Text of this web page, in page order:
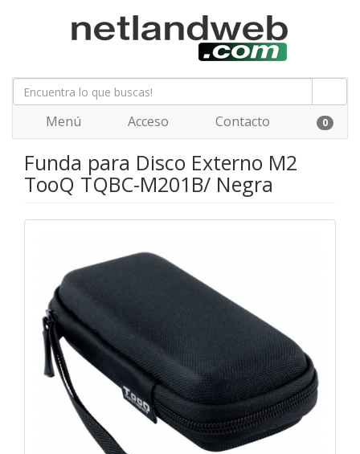
Menú Acceso Contacto 0
Funda para Disco Externo M2
TooQ TQBC-M201B/ Negra